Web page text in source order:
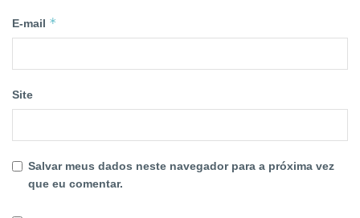
E-mail *
Site
Salvar meus dados neste navegador para a próxima vez
que eu comentar.